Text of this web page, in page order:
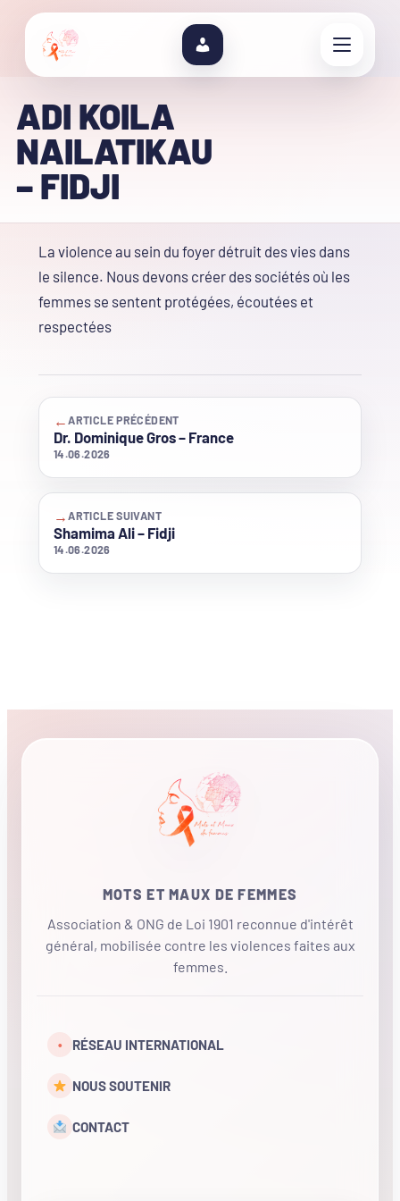
ADI KOILA
NAILATIKAU
– FIDJI
La violence au sein du foyer détruit des vies dans
le silence. Nous devons créer des sociétés où les
femmes se sentent protégées, écoutées et
respectées
←ARTICLE PRÉCÉDENT
Dr. Dominique Gros – France
14.06.2026
→ARTICLE SUIVANT
Shamima Ali – Fidji
14.06.2026
MOTS ET MAUX DE FEMMES
Association & ONG de Loi 1901 reconnue d'intérêt
général, mobilisée contre les violences faites aux
femmes.
• RÉSEAU INTERNATIONAL
NOUS SOUTENIR
CONTACT